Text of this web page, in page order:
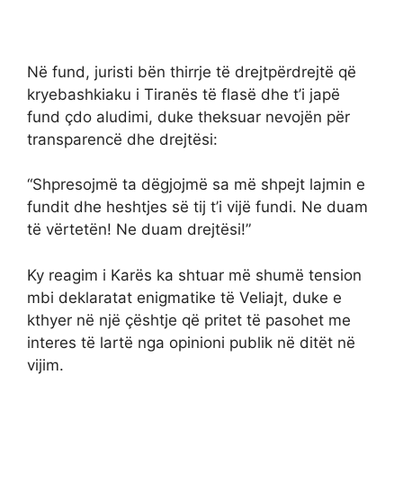
Në fund, juristi bën thirrje të drejtpërdrejtë që
kryebashkiaku i Tiranës të flasë dhe t’i japë
fund çdo aludimi, duke theksuar nevojën për
transparencë dhe drejtësi:
“Shpresojmë ta dëgjojmë sa më shpejt lajmin e
fundit dhe heshtjes së tij t’i vijë fundi. Ne duam
të vërtetën! Ne duam drejtësi!”
Ky reagim i Karës ka shtuar më shumë tension
mbi deklaratat enigmatike të Veliajt, duke e
kthyer në një çështje që pritet të pasohet me
interes të lartë nga opinioni publik në ditët në
vijim.